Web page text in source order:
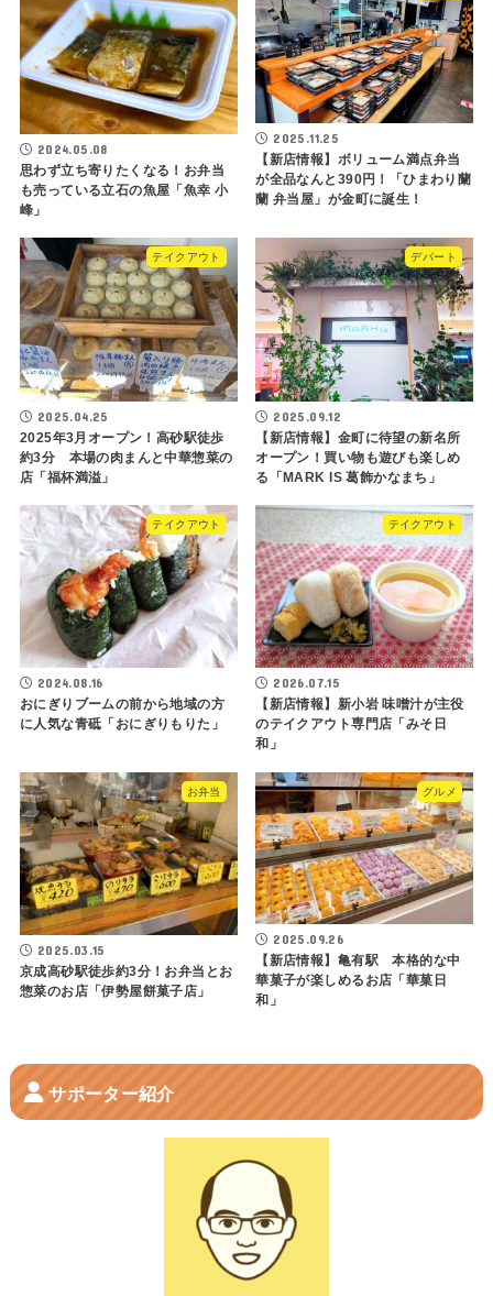
2024.05.08
思わず立ち寄りたくなる！お弁当
も売っている立石の魚屋「魚幸 小
峰」
2025.11.25
【新店情報】ボリューム満点弁当
が全品なんと390円！「ひまわり蘭
蘭 弁当屋」が金町に誕生！
テイクアウト
2025.04.25
2025年3月オープン！高砂駅徒歩
約3分 本場の肉まんと中華惣菜の
店「福杯満溢」
デパート
2025.09.12
【新店情報】金町に待望の新名所
オープン！買い物も遊びも楽しめ
る「MARK IS 葛飾かなまち」
テイクアウト
2024.08.16
おにぎりブームの前から地域の方
に人気な青砥「おにぎりもりた」
テイクアウト
2026.07.15
【新店情報】新小岩 味噌汁が主役
のテイクアウト専門店「みそ日
和」
お弁当
2025.03.15
京成高砂駅徒歩約3分！お弁当とお
惣菜のお店「伊勢屋餅菓子店」
グルメ
2025.09.26
【新店情報】亀有駅 本格的な中
華菓子が楽しめるお店「華菓日
和」
サポーター紹介